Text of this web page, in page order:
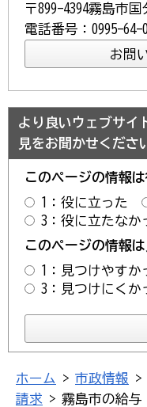
〒899-4394霧島市
電話番号：0995-64-
より良いウェブサイ
見をお聞かせくださ
このページの情報
1：役に立った
3：役に立たなか
このページの情報
1：見つけやすか
3：見つけにくか
ホーム > 市政情報 >
請求 > 霧島市の給与